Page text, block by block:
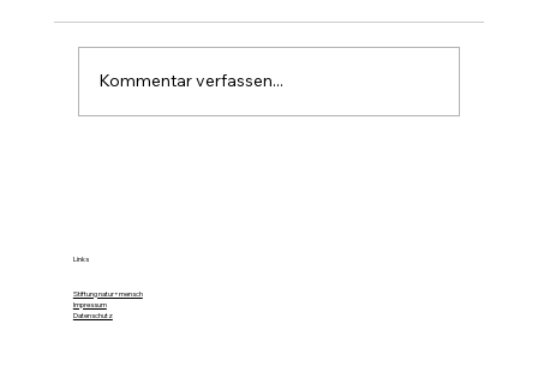
Kommentar verfassen...
Links
Stiftung natur+mensch
Impressum
Datenschutz